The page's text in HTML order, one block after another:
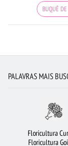
BUQUÊ
FLORICULTURA
PALAVRAS MAIS
Floricultura
Floricultura